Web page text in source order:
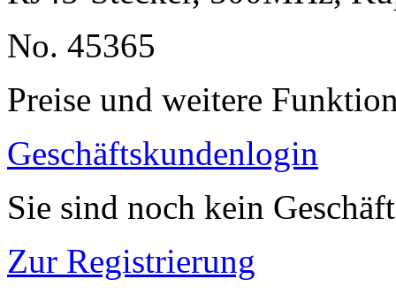
No. 45365
Preise und weitere
Geschäftskundenlogin
Sie sind noch kein
Zur Registrierung